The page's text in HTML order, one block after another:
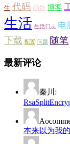
生 代码 函数 博客
生活 生活日志 电
下载 配置 问题 随笔
最新评论
秦川:
本来以为我